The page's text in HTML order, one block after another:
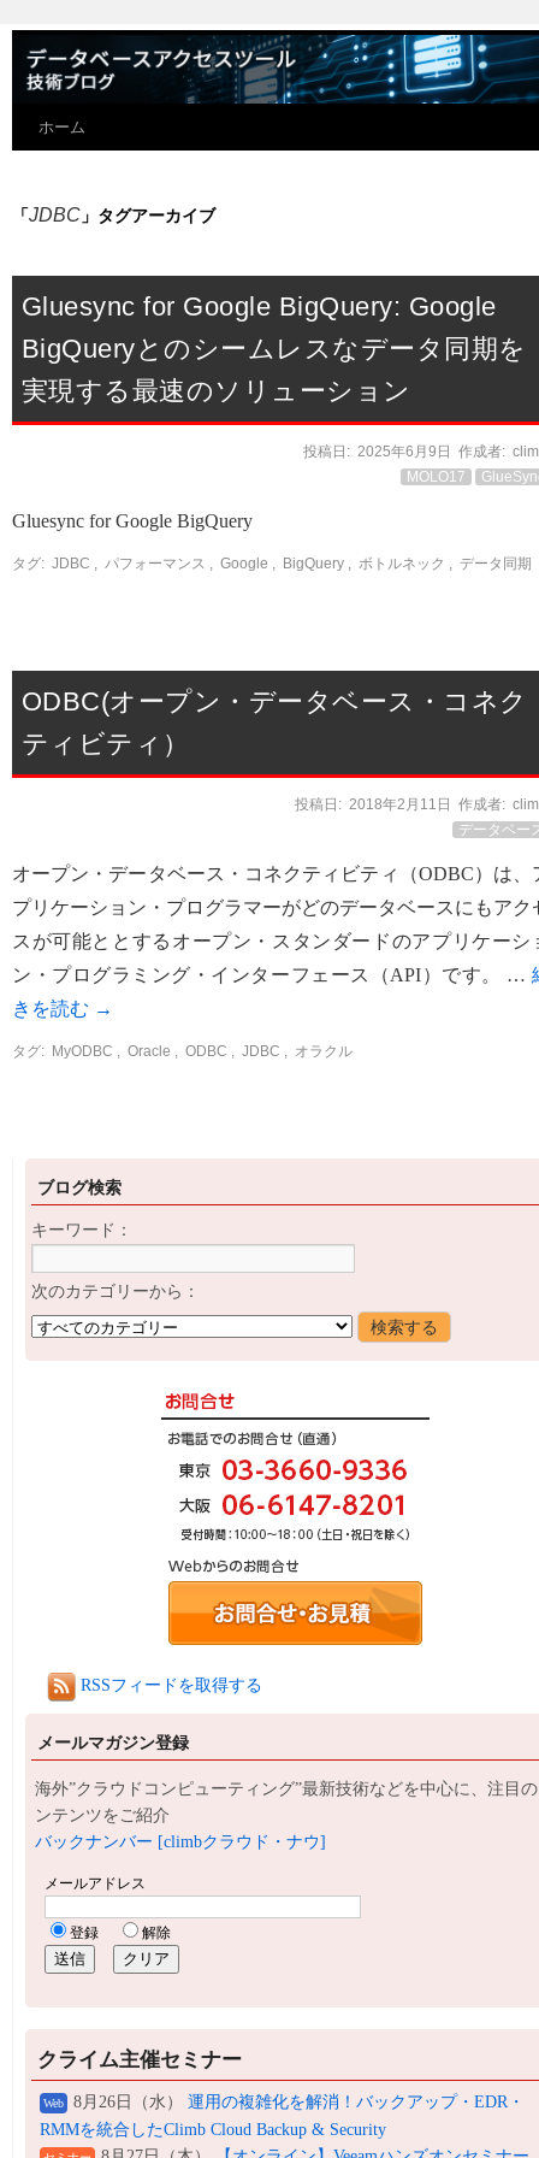
ホーム
「JDBC 」タグアーカイブ
Gluesync for Google BigQuery: Google
BigQueryとのシームレスなデータ同期を
実現する最速のソリューション
投稿日: 2025年6月9日 作成者:
MOLO17
Gluesync for Google BigQuery
タグ: JDBC , パフォーマンス , Google , BigQuery , ボトルネック , データ同期
ODBC(オープン・データベース・コネク
ティビティ）
投稿日: 2018年2月11日 作成者:
データベー
オープン・データベース・コネクティビティ（ODBC）は、
プリケーション・プログラマーがどのデータベースにもアク
スが可能ととするオープン・スタンダードのアプリケーシ
ン・プログラミング・インターフェース（API）です。 …
きを読む →
タグ: MyODBC , Oracle , ODBC , JDBC , オラクル
ブログ検索
キーワード：
次のカテゴリーから：
RSSフィードを取得する
メールマガジン登録
海外”クラウドコンピューティング”最新技術などを中心に、注目
ンテンツをご紹介
バックナンバー [climbクラウド・ナウ]
クライム主催セミナー
Web 8月26日（水） 運用の複雑化を解消！バックアップ・EDR・
RMMを統合したClimb Cloud Backup & Security